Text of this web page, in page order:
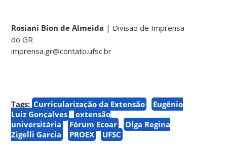
Rosiani Bion de Almeida | Divisão de Imprensa
do GR
imprensa.gr@contato.ufsc.br
Tags: Curricularização da Extensão
Eugênio
Luiz Gonçalves
extensão
universitária
Fórum Ecoar
Olga Regina
Zigelli Garcia
PROEX UFSC